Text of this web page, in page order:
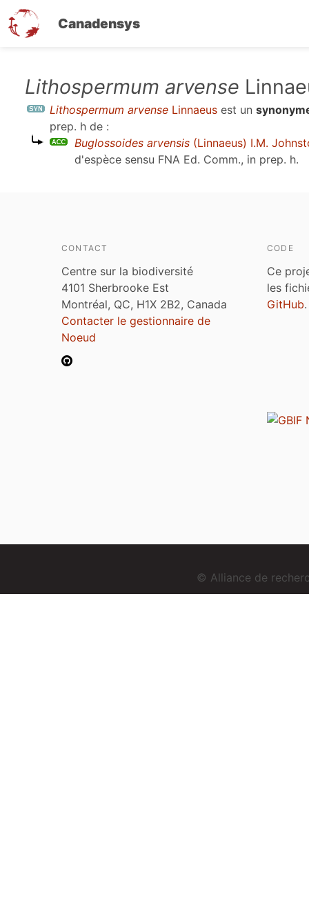
Canadensys
contenu
Lithospermum arvense
Lithospermum arvense Linnaeus est un
prep. h de :
Buglossoides arvensis (Linnaeus) I.M.
d'espèce sensu FNA Ed. Comm., in prep. h.
CONTACT
Centre sur la biodiversité
4101 Sherbrooke Est
Montréal, QC, H1X 2B2, Canada
Contacter le gestionnaire de
Noeud
CODE
Ce
les
GitHub.
© Alliance de